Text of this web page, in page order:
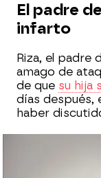
El padre
infarto
Riza, el padre
amago de
de que su hija
días después,
haber